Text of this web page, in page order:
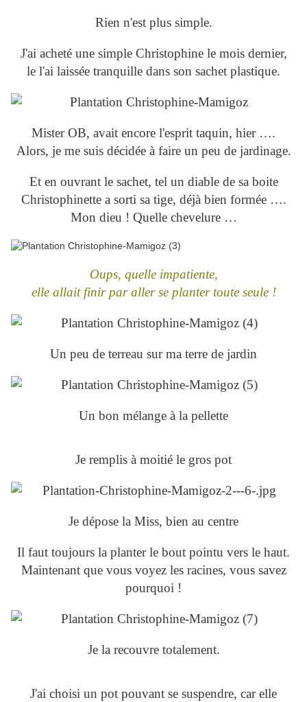
Rien n'est plus simple.
J'ai acheté une simple Christophine le mois dernier,
le l'ai laissée tranquille dans son sachet plastique.
Mister OB, avait encore l'esprit taquin, hier ….
Alors, je me suis décidée à faire un peu de jardinage.
Et en ouvrant le sachet, tel un diable de sa boite
Christophinette a sorti sa tige, déjà bien formée ….
Mon dieu ! Quelle chevelure …
Oups, quelle impatiente,
elle allait finir par aller se planter toute seule !
Un peu de terreau sur ma terre de jardin
Un bon mélange à la pellette
Je remplis à moitié le gros pot
Je dépose la Miss, bien au centre
Il faut toujours la planter le bout pointu vers le haut.
Maintenant que vous voyez les racines, vous savez
pourquoi !
Je la recouvre totalement.
J'ai choisi un pot pouvant se suspendre, car elle